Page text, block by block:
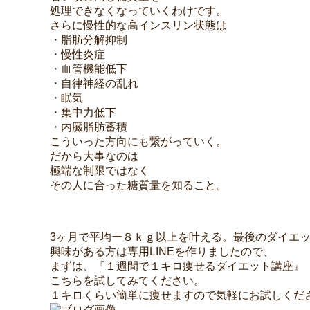
処理できなくなっていくわけです。
さらに慢性的な高インスリン状態は
・脂肪分解抑制
・慢性炎症
・血管機能低下
・自律神経の乱れ
・眠気
・集中力低下
・内臓脂肪蓄積
こういった方向にも繋がっていく。
だから大事なのは
極端な制限ではなく
その人に合った糖質量を知ること。
3ヶ月で平均ー８ｋｇ以上を叶える。最後のダイエッ
興味がある方は専用LINEを作りましたので、
まずは、『１週間で１キロ痩せるダイエット講座』
こちらを試してみてください。
１キロくらい簡単に痩せますので気軽にお試しくだ